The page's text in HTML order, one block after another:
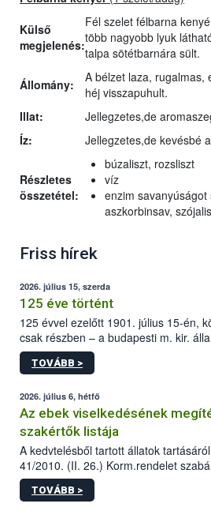
Külső
megjelenés:
Fél szelet félbarna
több nagyobb lyuk
talpa sötétbarnára sült.
Állomány:
A bélzet laza, rugalmas,
héj visszapuhult.
Illat:
Jellegzetes,de
Íz:
Jellegzetes,de kevésbé
Részletes
összetétel:
búzaliszt, rozsliszt
víz
enzim
aszkorbinsav,
Friss hírek
2026. július 15, szerda
125 éve történt
125 évvel ezelőtt 1901. július 15-én,
csak részben – a budapesti m. kir.
állomás a Kis Rókus utca 15. szám
tervezett új épületébe.
TOVÁBB >
2026. július 6, hétfő
Az ebek viselkedésének
szakértők listája
A kedvtelésből tartott állatok
41/2010. (II. 26.) Korm.rendelet
sérülés, illetve ennek veszélye
hatósági feladatokat, valamint a
TOVÁBB >